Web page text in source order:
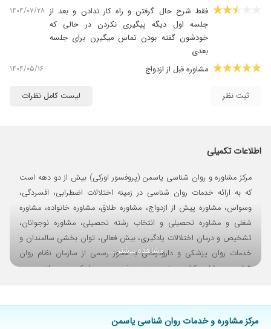
فقط شرح حال گرفتن و راه کار ندادن و بعد از
جلسه اول دیگه پیگیری نکردن در حالی که
خودشون گفته بودن تماس میگیرن برای جلسه
بعدی
۱۴۰۴/۰۷/۲۸
مشاوره قبل از ازدواج ۱۴۰۴/۰۵/۱۶
مشکلات خانوادگی
دانشجوی ایشان بوده ام ۱۴۰۱/۱۲/۰۶
بسیار عالی است ۱۴۰۲/۰۴/۲۰
خانواده ۱۴۰۱/۰۹/۲۹
مشکلات محیط کار ۱۴۰۴/۰۵/۱۶
از کارشان خیلی راضی بودم ۱۴۰۴/۰۵/۱۶
ثبت نظر لیست کامل نظرات
اطلاعات تکمیلی
مرکز مشاوره و روان شناسی یاسمن (پروفسور اورکی) بیش از دو دهه است
که به ارائه خدمات روان شناسی در زمینه اختلالات اضطرابی، افسردگی،
وسواس، مشاوره پیش از ازدواج، مشاوره طلاق، مشاوره خانواده، مشاوره
شغلی و مشاوره تحصیلی و انتخاب رشته تحصیلی، مشاوره نوجوانان،
تشخیص و درمان اختلالات یادگیری، بیش فعالی، توان بخشی سالمندان و
خدمات روان پزشکی و دارودرمانی با مجوز رسمی از سازمان نظام روان
شناسی و مشاوره کشور و با مدیریت پروفسور محمد اورکی می پردازد.
مشاهده بیشتر ...
مرکز مشاوره و خدمات روان شناسی یاسمن